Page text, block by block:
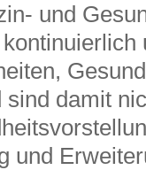
und
damit
und